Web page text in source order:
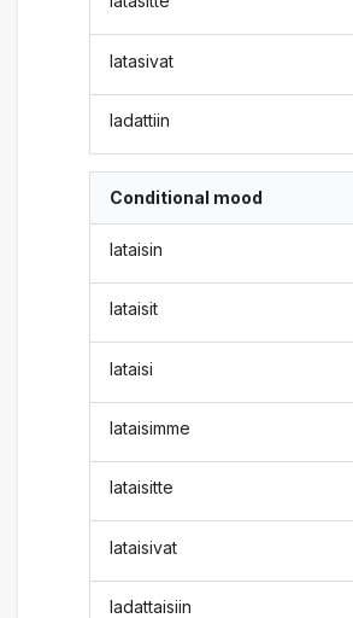
latasivat
ladattiin
Conditional mood
lataisin
lataisit
lataisi
lataisimme
lataisitte
lataisivat
ladattaisiin